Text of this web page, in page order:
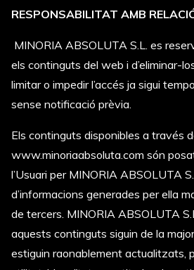
RESPONSABILITAT AMB
MINORIA ABSOLUTA S.L. es
els continguts del web i d’eliminar-
limitar o impedir l’accés ja sigui
sense notificació prèvia.
Els continguts disponibles a través
www.minoriaabsoluta.com són
l’Usuari per MINORIA ABSOLUTA
d’informacions generades per ella
de tercers. MINORIA ABSOLUTA
aquests continguts siguin de la
estiguin raonablement actualitzats,